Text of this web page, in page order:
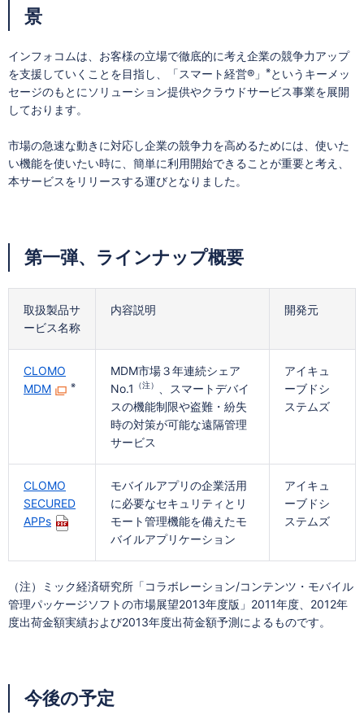
景
インフォコムは、お客様の立場で徹底的に考え企業の競争力アップ
を支援していくことを目指し、「スマート経営®」
※というキーメッ
セージのもとにソリューション提供やクラウドサービス事業を展開
しております。
市場の急速な動きに対応し企業の競争力を高めるためには、使いた
い機能を使いたい時に、簡単に利用開始できることが重要と考え、
本サービスをリリースする運びとなりました。
第一弾、ラインナップ概要
取扱製品サ
ービス名称
内容説明 開発元
CLOMO
MDM
※
MDM市場３年連続シェア
No.1
（注）
、スマートデバイ
スの機能制限や盗難・紛失
時の対策が可能な遠隔管理
サービス
アイキュ
ーブドシ
ステムズ
CLOMO
SECURED
APPs
モバイルアプリの企業活用
に必要なセキュリティとリ
モート管理機能を備えたモ
バイルアプリケーション
アイキュ
ーブドシ
ステムズ
（注）ミック経済研究所「コラボレーション/コンテンツ・モバイル
管理パッケージソフトの市場展望2013年度版」2011年度、2012年
度出荷金額実績および2013年度出荷金額予測によるものです。
今後の予定